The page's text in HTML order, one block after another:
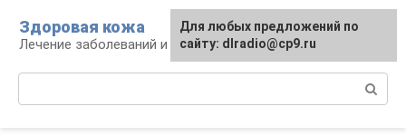
контенту
Здоровая кожа
Лечение заболеваний и уход за кожей
Для любых предложений по
сайту: dlradio@cp9.ru